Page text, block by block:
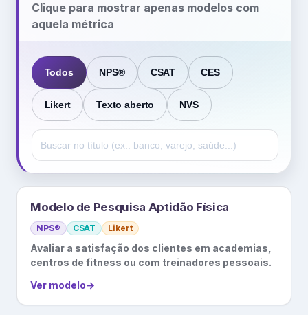
Clique para mostrar apenas modelos com
aquela métrica
Todos NPS® CSAT CES
Likert Texto aberto NVS
Modelo de Pesquisa Aptidão Física
NPS® CSAT Likert
Avaliar a satisfação dos clientes em academias,
centros de fitness ou com treinadores pessoais.
Ver modelo→